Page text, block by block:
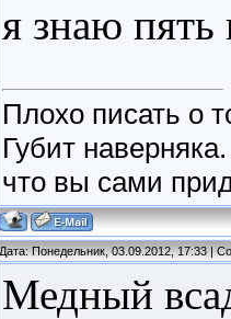
я знаю пять
Плохо писать о
Губит
что вы сами
Дата: Понедельник, 03.09.2012, 17:33 |
Медный